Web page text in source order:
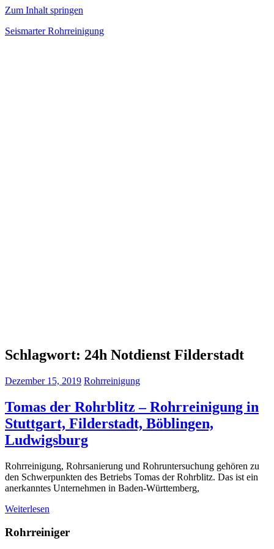
Zum Inhalt springen
Seismarter Rohrreinigung
Schlagwort: 24h Notdienst Filderstadt
Dezember 15, 2019 Rohrreinigung
Tomas der Rohrblitz – Rohrreinigung in
Stuttgart, Filderstadt, Böblingen,
Ludwigsburg
Rohrreinigung, Rohrsanierung und Rohruntersuchung gehören zu
den Schwerpunkten des Betriebs Tomas der Rohrblitz. Das ist ein
anerkanntes Unternehmen in Baden-Württemberg,
Weiterlesen
Rohrreiniger